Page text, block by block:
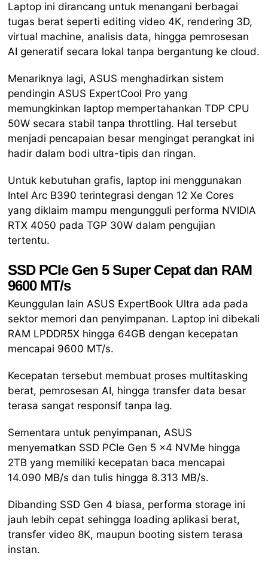
Laptop ini dirancang untuk menangani berbagai
tugas berat seperti editing video 4K, rendering 3D,
virtual machine, analisis data, hingga pemrosesan
AI generatif secara lokal tanpa bergantung ke cloud.
Menariknya lagi, ASUS menghadirkan sistem
pendingin ASUS ExpertCool Pro yang
memungkinkan laptop mempertahankan TDP CPU
50W secara stabil tanpa throttling. Hal tersebut
menjadi pencapaian besar mengingat perangkat ini
hadir dalam bodi ultra-tipis dan ringan.
Untuk kebutuhan grafis, laptop ini menggunakan
Intel Arc B390 terintegrasi dengan 12 Xe Cores
yang diklaim mampu mengungguli performa NVIDIA
RTX 4050 pada TGP 30W dalam pengujian
tertentu.
SSD PCIe Gen 5 Super Cepat dan RAM
9600 MT/s
Keunggulan lain ASUS ExpertBook Ultra ada pada
sektor memori dan penyimpanan. Laptop ini dibekali
RAM LPDDR5X hingga 64GB dengan kecepatan
mencapai 9600 MT/s.
Kecepatan tersebut membuat proses multitasking
berat, pemrosesan AI, hingga transfer data besar
terasa sangat responsif tanpa lag.
Sementara untuk penyimpanan, ASUS
menyematkan SSD PCIe Gen 5 x4 NVMe hingga
2TB yang memiliki kecepatan baca mencapai
14.090 MB/s dan tulis hingga 8.313 MB/s.
Dibanding SSD Gen 4 biasa, performa storage ini
jauh lebih cepat sehingga loading aplikasi berat,
transfer video 8K, maupun booting sistem terasa
instan.